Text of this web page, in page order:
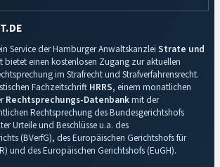
Service der Hamburger Anwaltskanzlei Strate und
bietet einen kostenlosen Zugang zur aktuellen
im Strafrecht und Strafverfahrensrecht.
Fachzeitschrift HRRS, einem monatlichen
Rechtsprechungs-Datenbankmit der
Rechtsprechung des Bundesgerichtshofs
Urteile und Beschlüsse u.a. des
(BVerfG), des Europäischen Gerichtshofs für
und des Europäischen Gerichtshofs (EuGH).